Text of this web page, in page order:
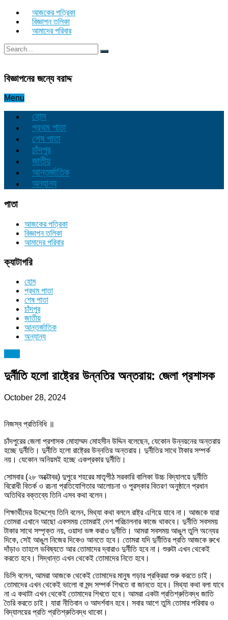
আজকের পত্রিকা
বিজ্ঞাপন তলিকা
আমাদের পরিবার
বিজ্ঞাপনের জন্যে বরাদ্দ
Menu
হোম
প্রথম পাতা
শেষ পাতা
চাঁদপুর
জাতীয়
আন্তর্জাতিক
অন্যান্য
পাতা
আজকের পত্রিকা
বিজ্ঞাপন তলিকা
আমাদের পরিবার
ক্যাটাগরি
হোম
প্রথম পাতা
শেষ পাতা
চাঁদপুর
জাতীয়
আন্তর্জাতিক
অন্যান্য
দুর্নীতি হলো রাষ্ট্রের উন্নতির অন্তরায়: জেলা প্রশাসক
October 28, 2024
নিজস্ব প্রতিনিধি ॥
চাঁদপুরের জেলা প্রশাসক মোহাম্মদ মোহসীন উদ্দিন বলেছেন, যেকোন উন্নয়নের অন্তরায়
হচ্ছে দুর্নীতি। দুর্নীতি হলো রাষ্ট্রের উন্নতির অন্তরায়। দুর্নীতির সাথে টাকার সম্পর্ক
নয়। যেকোন অনিয়মই হচ্ছে একপ্রকার দুর্নীতি।
সোমবার (২৮ অক্টোবর) দুপুরে শহরের মাতৃপীঠ সরকারি বালিকা উচ্চ বিদ্যালয়ে দুর্নীতি
বিরোধী বিতর্ক ও রচনা প্রতিযোগিতার আলোচনা ও পুরস্কার বিতরণ অনুষ্ঠানে প্রধান
অতিথির বক্তব্যে তিনি এসব কথা বলেন।
শিক্ষার্থীদের উদ্দেশ্যে তিনি বলেন, মিথ্যা কথা বললে রাষ্ট্র এগিয়ে যাবে না। আজকে যারা
তোমরা এখানে আছো একসময় তোমরাই দেশ পরিচালনার কাজে থাকবে। দুর্নীতি সবসময়
টাকার সাথে সম্পৃক্ত নয়, ওয়াদা ভঙ্গ করাও দুর্নীতি। আমরা সবসময় আঙুল তুলি অন্যের
দিকে, সেই আঙুল নিজের দিকেও আনতে হবে। তোমরা যদি দুর্নীতির প্রতি আজকে রুখে
দাঁড়াও তাহলে ভবিষ্যতে আর তোমাদের দ্বারাও দুর্নীতি হবে না। শুরুটা এখন থেকেই
করতে হবে। সিদ্ধান্ত এখন থেকেই তোমাদের নিতে হবে।
ডিসি বলেন, আমরা আজকে থেকেই তোমাদের মানুষ গড়ার প্রক্রিয়া শুরু করতে চাই।
তোমাদের এখন থেকেই ভালো বা মন্দ সম্পর্ক শিখতে বা জানতে হবে। মিথ্যা কথা বলা যাবে
না এ কথাটা এখন থেকেই তোমাদের শিখতে হবে। আমরা একটা প্রতিশ্রুতিবদ্ধ জাতি
তৈরি করতে চাই। যারা নীতিবান ও আদর্শবান হবে। সবার আগে তুমি তোমার পরিবার ও
বিদ্যালয়ের প্রতি প্রতিশ্রুতিবদ্ধ থাকো।